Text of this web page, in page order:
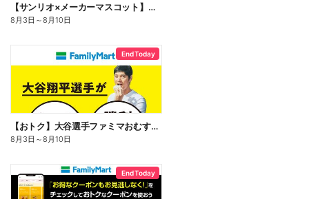
【サンリオ×メーカーマスコット】オリジナルグッズ貰える!
8月3日 ～8月10日
End Today
【おトク】大谷選手ファミマおむすび割
8月3日 ～8月10日
End Today